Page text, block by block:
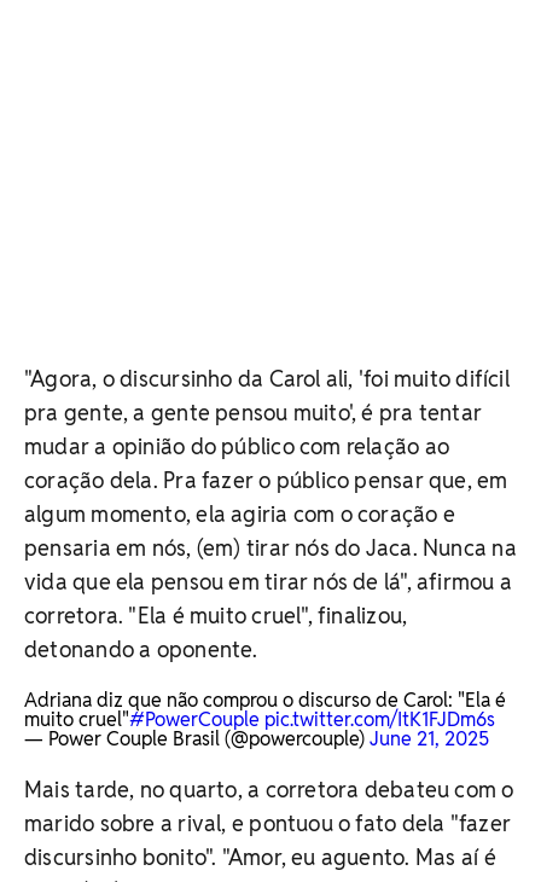
"Agora, o discursinho da Carol ali, 'foi muito difícil
pra gente, a gente pensou muito', é pra tentar
mudar a opinião do público com relação ao
coração dela. Pra fazer o público pensar que, em
algum momento, ela agiria com o coração e
pensaria em nós, (em) tirar nós do Jaca. Nunca na
vida que ela pensou em tirar nós de lá", afirmou a
corretora. "Ela é muito cruel", finalizou,
detonando a oponente.
Adriana diz que não comprou o discurso de Carol: "Ela é
muito cruel"#PowerCouple pic.twitter.com/ItK1FJDm6s
— Power Couple Brasil (@powercouple)June 21, 2025
Mais tarde, no quarto, a corretora debateu com o
marido sobre a rival, e pontuou o fato dela "fazer
discursinho bonito". "Amor, eu aguento. Mas aí é